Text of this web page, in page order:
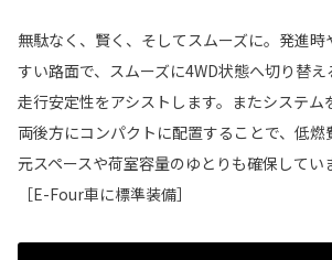
無駄なく、賢く、そしてスムーズに。発進
すい路面で、スムーズに4WD状態へ切り替え
走行安定性をアシストします。またシステム
両後方にコンパクトに配置することで、低燃
元スペースや荷室容量のゆとりも確保してい
［E-Four車に標準装備］